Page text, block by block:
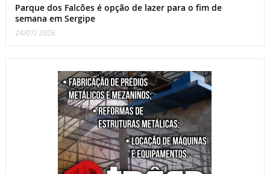
Parque dos Falcões é opção de lazer para o fim de
semana em Sergipe
24/07/ 2026